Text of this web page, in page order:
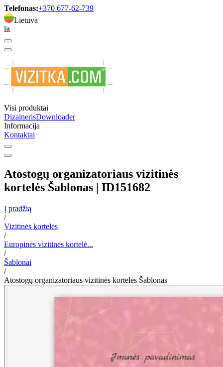
Telefonas:+370 677-62-739
Lietuva
lit
Visi produktai
DizainerisDownloader
Informacija
Kontaktai
Atostogų organizatoriaus vizitinės
kortelės Šablonas | ID151682
Į pradžią
/
Vizitinės kortelės
/
Europinės vizitinės kortelė...
/
Šablonai
/
Atostogų organizatoriaus vizitinės kortelės Šablonas